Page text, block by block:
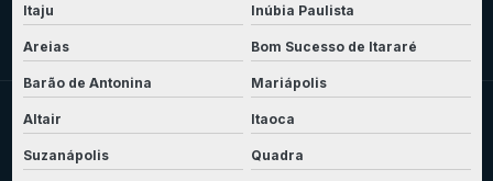
Itaju Inúbia Paulista
Areias Bom Sucesso de Itararé
Barão de Antonina Mariápolis
Altair Itaoca
Suzanápolis Quadra